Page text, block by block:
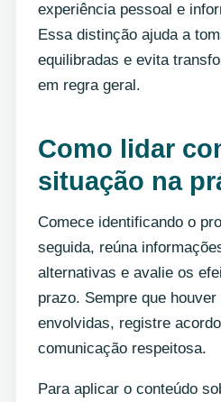
experiência pessoal e
Essa distinção ajuda a
equilibradas e evita
em regra geral.
Como lidar
situação na
Comece identificando o
seguida, reúna
alternativas e avalie os
prazo. Sempre que
envolvidas, registre
comunicação respeitosa.
Para aplicar o conteúdo